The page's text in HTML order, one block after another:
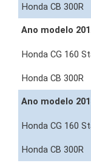
Ano modelo
Ano modelo